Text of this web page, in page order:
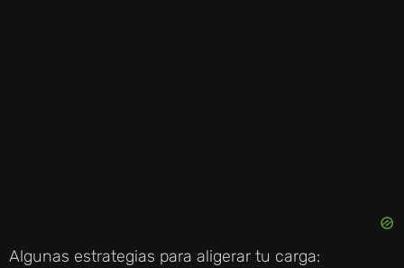
Algunas estrategias para aligerar tu carga: